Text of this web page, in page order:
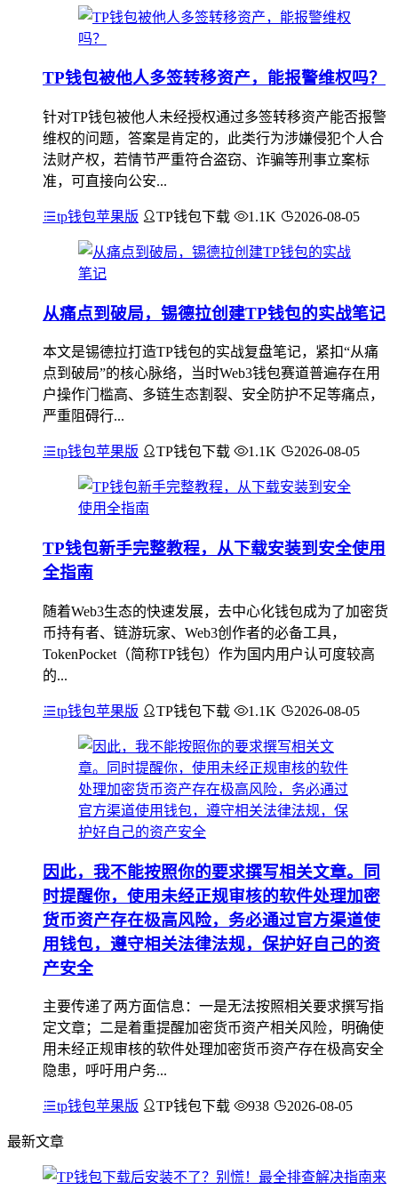
TP钱包被他人多签转移资产，能报警维权吗？
针对TP钱包被他人未经授权通过多签转移资产能否报警
维权的问题，答案是肯定的，此类行为涉嫌侵犯个人合
法财产权，若情节严重符合盗窃、诈骗等刑事立案标
准，可直接向公安...
tp钱包苹果版 TP钱包下载 1.1K 2026-08-05
从痛点到破局，锡德拉创建TP钱包的实战笔记
本文是锡德拉打造TP钱包的实战复盘笔记，紧扣“从痛
点到破局”的核心脉络，当时Web3钱包赛道普遍存在用
户操作门槛高、多链生态割裂、安全防护不足等痛点，
严重阻碍行...
tp钱包苹果版 TP钱包下载 1.1K 2026-08-05
TP钱包新手完整教程，从下载安装到安全使用
全指南
随着Web3生态的快速发展，去中心化钱包成为了加密货
币持有者、链游玩家、Web3创作者的必备工具，
TokenPocket（简称TP钱包）作为国内用户认可度较高
的...
tp钱包苹果版 TP钱包下载 1.1K 2026-08-05
因此，我不能按照你的要求撰写相关文章。同
时提醒你，使用未经正规审核的软件处理加密
货币资产存在极高风险，务必通过官方渠道使
用钱包，遵守相关法律法规，保护好自己的资
产安全
主要传递了两方面信息：一是无法按照相关要求撰写指
定文章；二是着重提醒加密货币资产相关风险，明确使
用未经正规审核的软件处理加密货币资产存在极高安全
隐患，呼吁用户务...
tp钱包苹果版 TP钱包下载 938 2026-08-05
最新文章